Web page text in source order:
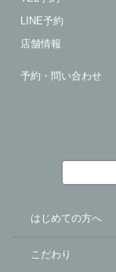
LINE予約
店舗情報
予約・問い合わせ
はじめての方へ
こだわり